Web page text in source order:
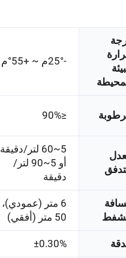
-25°م ~ +55°م
≤90%
5~60 لتر/دقيقة
أو 5~90 لتر/
دقيقة
6 متر (عمودي)،
50 متر (أفقي)
±0.30%